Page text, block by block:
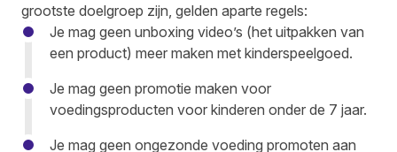
grootste doelgroep zijn, gelden aparte regels:
Je mag geen unboxing video’s (het uitpakken van
een product) meer maken met kinderspeelgoed.
Je mag geen promotie maken voor
voedingsproducten voor kinderen onder de 7 jaar.
Je mag geen ongezonde voeding promoten aan